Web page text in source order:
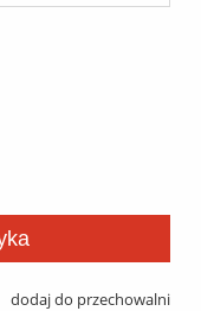
dodaj do przechowalni